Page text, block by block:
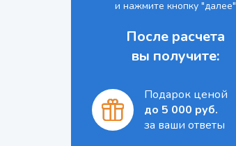
и нажмите кнопку "далее"
После расчета
вы получите:
Подарок ценой
до 5 000 руб.
за ваши ответы